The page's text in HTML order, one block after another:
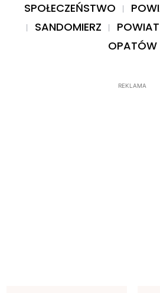
SPOŁECZEŃSTWO
SANDOMIERZ
OPATÓW
REKLAMA